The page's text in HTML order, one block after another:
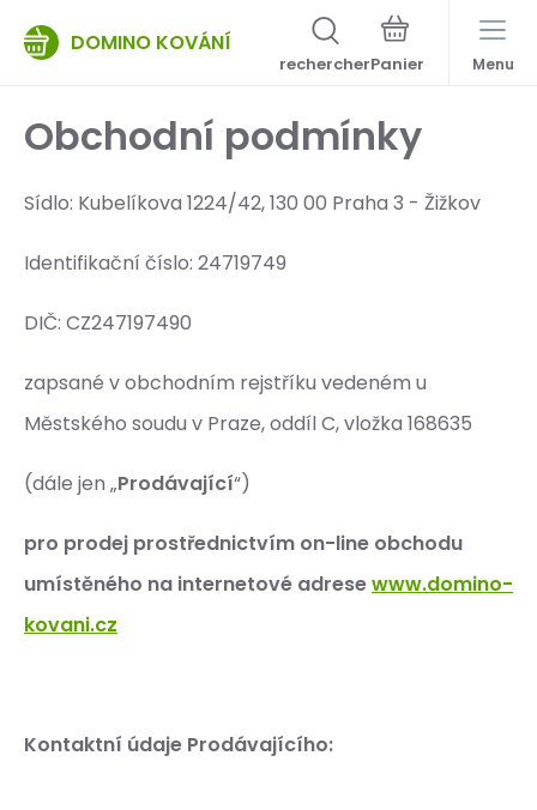
DOMINO KOVÁNÍ
rechercher Menu
Obchodní podmínky
Sídlo: Kubelíkova 1224/42, 130 00 Praha 3 - Žižkov
Identifikační číslo: 24719749
DIČ:
zapsané v obchodním rejstříku vedeném u
Městského soudu v Praze, oddíl C, vložka 168635
(dále jen „Prodávající“)
pro prodej prostřednictvím on-line obchodu
umístěného na internetové adresewww.domino-
kovani.cz
Kontaktní údaje Prodávajícího: